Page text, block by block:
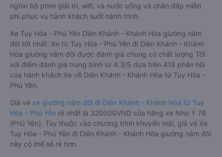
nghìn bộ phim giải trí, wifi, và nước uống và chăn đắp miễn
phí phục vụ hành khách suốt hành trình.
Xe Tuy Hòa - Phú Yên Diên Khánh - Khánh Hòa giường nằm
đôi tốt nhất: Xe từ Tuy Hòa - Phú Yên đi Diên Khánh - Khánh
Hòa giường nằm đôi được đánh giá chung có chất lượng Tốt
với điểm đánh giá trung bình từ 4.3/5 dựa trên 418 phản hồi
của hành khách Xe về Diên Khánh - Khánh Hòa từ Tuy Hòa -
Phú Yên.
Giá vé xe giường nằm đôi đi Diên Khánh - Khánh Hòa từ Tuy
Hòa - Phú Yên rẻ nhất là 320000VND của hãng xe Như Ý 78
(Phú Yên). Tùy thuộc vào chương trình khuyến mãi, giá vé Xe
Tuy Hòa - Phú Yên đi Diên Khánh - Khánh Hòa giường nằm đôi
này có thể sẽ rẻ hơn.